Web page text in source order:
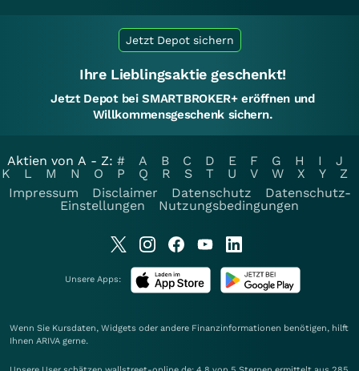
Jetzt Depot sichern
Ihre Lieblingsaktie geschenkt!
Jetzt Depot bei SMARTBROKER+ eröffnen und
Willkommensgeschenk sichern.
Aktien von A - Z: # A B C D E F G H I
J
K
L M N O P Q R S T U V W X Y
Z
Impressum
Disclaimer Datenschutz
Datenschutz-
Einstellungen
Nutzungsbedingungen
Unsere Apps:
Wenn Sie Kursdaten, Widgets oder andere Finanzinformationen benötigen, hilft
Ihnen ARIVA gerne.